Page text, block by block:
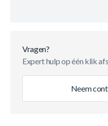
Vragen?
Expert hulp op één klik
Neem